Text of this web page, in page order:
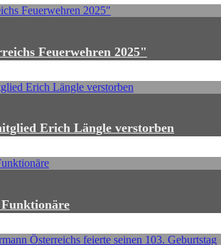
Feuerwehren 2025"
Erich Längle verstorben